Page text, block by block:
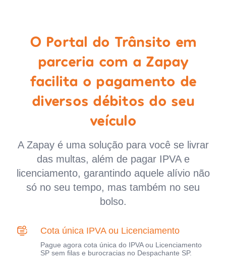
O Portal do Trânsito em
parceria com a Zapay
facilita o pagamento de
diversos débitos do seu
veículo
A Zapay é uma solução para você se livrar
das multas, além de pagar IPVA e
licenciamento, garantindo aquele alívio não
só no seu tempo, mas também no seu
bolso.
Cota única IPVA ou Licenciamento
Pague agora cota única do IPVA ou Licenciamento
SP sem filas e burocracias no Despachante SP.